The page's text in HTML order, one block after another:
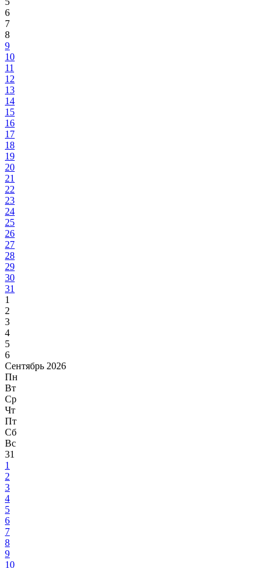
6
7
8
9
10
11
12
13
14
15
16
17
18
19
20
21
22
23
24
25
26
27
28
29
30
31
1
2
3
4
5
6
Сентябрь 2026
Пн
Вт
Ср
Чт
Пт
Сб
Вс
31
1
2
3
4
5
6
7
8
9
10